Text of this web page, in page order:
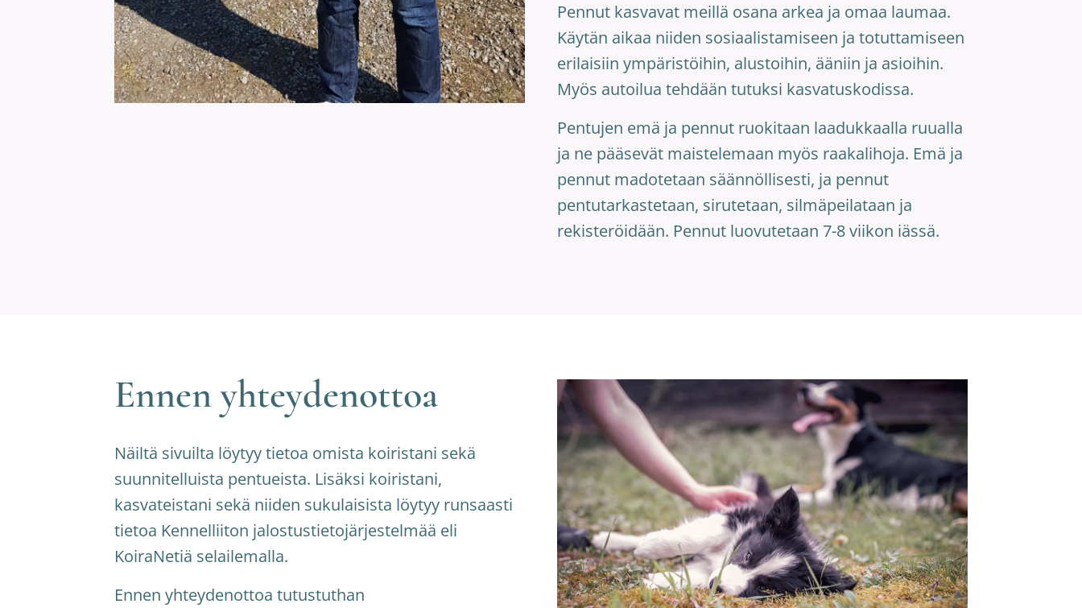
Pennut kasvavat meillä osana arkea ja omaa laumaa.
Käytän aikaa niiden sosiaalistamiseen ja totuttamiseen
erilaisiin ympäristöihin, alustoihin, ääniin ja asioihin.
Myös autoilua tehdään tutuksi kasvatuskodissa.
Pentujen emä ja pennut ruokitaan laadukkaalla ruualla
ja ne pääsevät maistelemaan myös raakalihoja. Emä ja
pennut madotetaan säännöllisesti, ja pennut
pentutarkastetaan, sirutetaan, silmäpeilataan ja
rekisteröidään. Pennut luovutetaan 7-8 viikon iässä.
Ennen yhteydenottoa
Näiltä sivuilta löytyy tietoa omista koiristani sekä
suunnitelluista pentueista. Lisäksi koiristani,
kasvateistani sekä niiden sukulaisista löytyy runsaasti
tietoa Kennelliiton jalostustietojärjestelmää eli
KoiraNetiä selailemalla.
Ennen yhteydenottoa tutustuthan